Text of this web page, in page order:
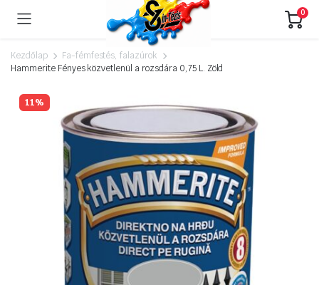
0
Kezdőlap
Fa-fémfestés, falazúrok
Hammerite Fényes közvetlenül a rozsdára 0,75 L. Zöld
11%